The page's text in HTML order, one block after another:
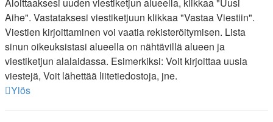
Aihe". Vastataksesi viestiketjuun klikkaa "Vastaa Viestiin".
Viestien kirjoittaminen voi vaatia rekisteröitymisen. Lista
sinun oikeuksistasi alueella on nähtävillä alueen ja
viestiketjun alalaidassa. Esimerkiksi: Voit kirjoittaa uusia
viestejä, Voit lähettää liitetiedostoja, jne.
Ylös